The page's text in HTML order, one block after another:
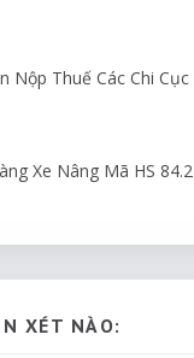
Nộp Thuế Các Chi
Xe Nâng Mã HS
XÉT NÀO: